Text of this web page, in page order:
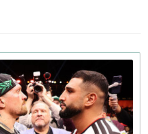
нашли "секретное оружие"
— исследование
альпинист совершил первый в
с Эвереста без кислорода (видео)
стадион на высоте 350 метров
мира 2034 года в Саудовской